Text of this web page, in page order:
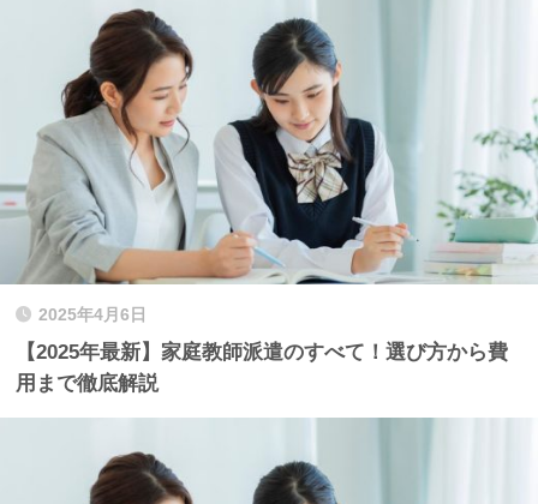
2025年4月6日
【2025年最新】家庭教師派遣のすべて！選び方から費
用まで徹底解説